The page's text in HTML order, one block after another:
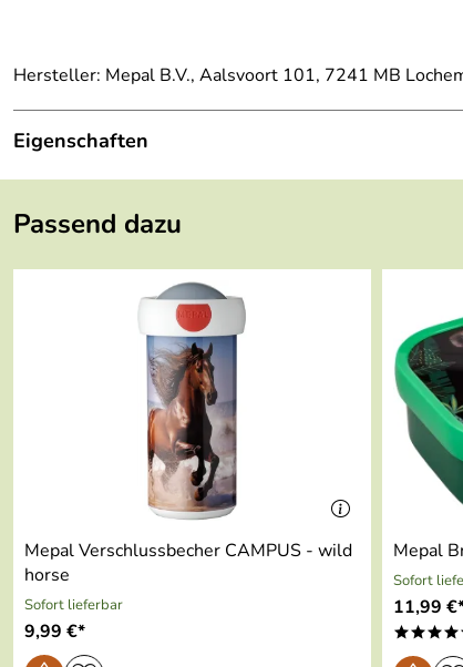
Hersteller: Mepal B.V., Aalsvoort 101, 7241 MB
Eigenschaften
Länge:
Fassungsvermögen:
400 ml
Spülmaschinenfest:
ja
abs
my horse
Passend dazu
Mepal Verschlussbecher CAMPUS - wild
horse
Sofort lieferbar
9,99 €*
Mepal
Sofort
11,99